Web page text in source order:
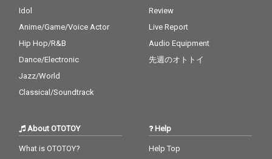
Idol
Anime/Game/Voice Actor
Hip Hop/R&B
Dance/Electronic
Jazz/World
Classical/Soundtrack
Review
Live Report
Audio Equipment
先週のオトトイ
About OTOTOY
What is OTOTOY?
Help
Help Top